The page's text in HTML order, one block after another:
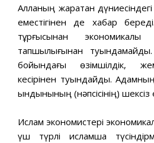
Алланың жаратқан
еместігінен де хабар
тұрғысынан
тапшылығынан
бойындағы өзімшілдік,
кесірінен туындайды.
ындынының (нәпсісінің) шексіз
Ислам экономистері
үш түрлі исламша